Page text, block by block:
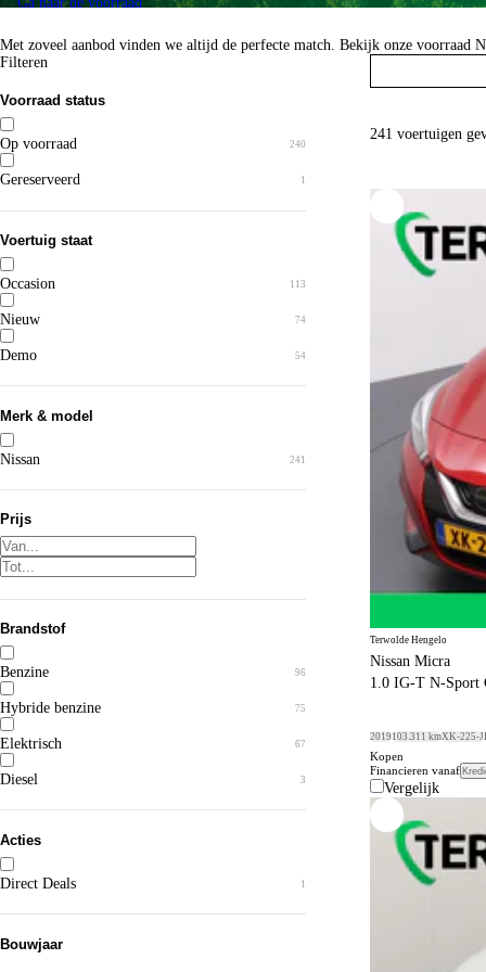
Met zoveel aanbod vinden we altijd de perfecte match. Bekijk onze voorraad
Filteren
Voorraad status
Op voorraad 240
Gereserveerd 1
Voertuig staat
Occasion 113
Nieuw 74
Demo 54
Merk & model
Nissan 241
Interstar
Juke
Micra
Primastar 1
QASHQAI 93
Townstar 15
X-Trail 7
Prijs
Brandstof
Benzine 96
Hybride benzine 75
Elektrisch 67
Diesel 3
Acties
Direct Deals 1
Bouwjaar
241 voertuigen
Terwolde Hengelo
Nissan Micra
1.0 IG-T N-Sport
2019103.311 kmXK-225-J
Kopen
Financieren vanaf
Vergelijk